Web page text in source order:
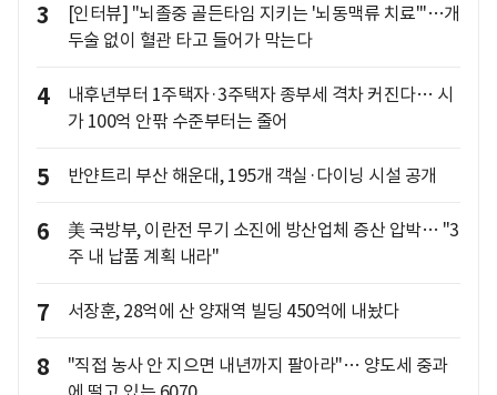
3
[인터뷰] "뇌졸중 골든타임 지키는 '뇌동맥류 치료'"…개
두술 없이 혈관 타고 들어가 막는다
4
내후년부터 1주택자·3주택자 종부세 격차 커진다… 시
가 100억 안팎 수준부터는 줄어
5 반얀트리 부산 해운대, 195개 객실·다이닝 시설 공개
6
美 국방부, 이란전 무기 소진에 방산업체 증산 압박… "3
주 내 납품 계획 내라"
7 서장훈, 28억에 산 양재역 빌딩 450억에 내놨다
8
"직접 농사 안 지으면 내년까지 팔아라"… 양도세 중과